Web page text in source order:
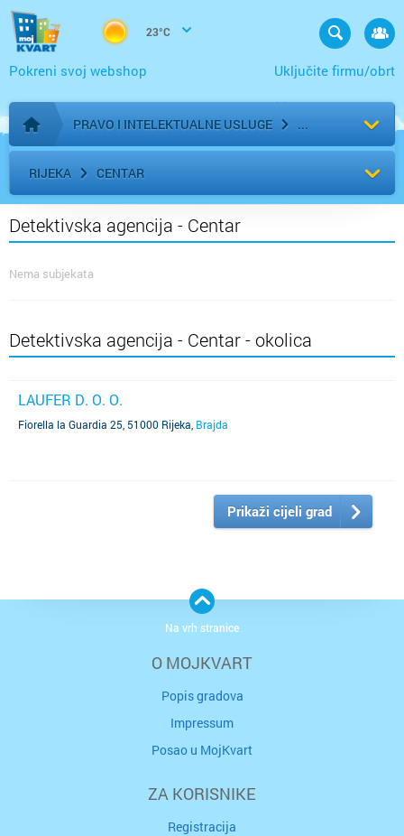
23°C
Uključite firmu/obrt
Pokreni svoj webshop
Početna stranica
PRAVO I INTELEKTUALNE USLUGE
RIJEKA CENTAR
Detektivska agencija - Centar
Nema subjekata
Detektivska agencija - Centar - okolica
LAUFER D. O. O.
Fiorella la Guardia 25, 51000 Rijeka Brajda
Prikaži cijeli grad
O MOJKVART
Popis gradova
Impressum
Posao u MojKvart
ZA KORISNIKE
Registracija
Na vrh stranice